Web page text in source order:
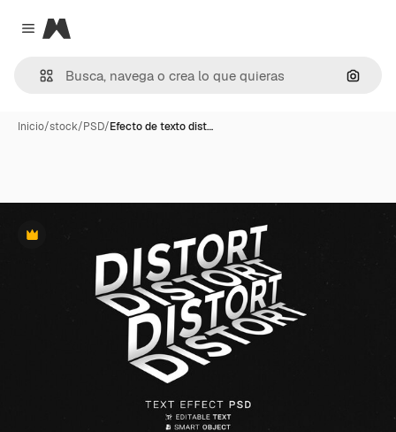
Close menu
Magnific
Inicio/stock/PSD/Efecto de texto dist…
Premium